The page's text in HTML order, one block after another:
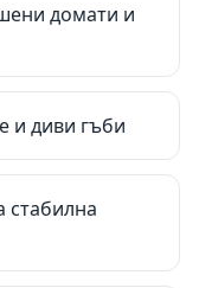
домати и
и диви гъби
стабилна